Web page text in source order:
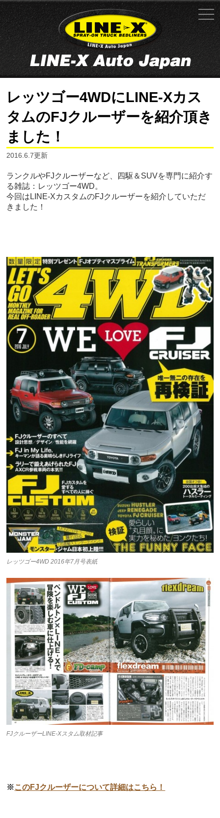
レッツゴー4WDにLINE-Xカス
タムのFJクルーザーを紹介頂き
ました！
2016.6.7更新
ランクルやFJクルーザーなど、四駆＆SUVを専門に紹介す
る雑誌：レッツゴー4WD。
今回はLINE-XカスタムのFJクルーザーを紹介していただ
きました！
レッツゴー4WD 2016年7月号表紙
FJクルーザーLINE-Xスタム取材記事
※このFJクルーザーについて詳細はこちら！